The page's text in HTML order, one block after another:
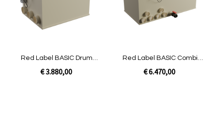
Red Label BASIC Drum
€ 3.880,00
Red Label BASIC Combi
€ 6.470,00